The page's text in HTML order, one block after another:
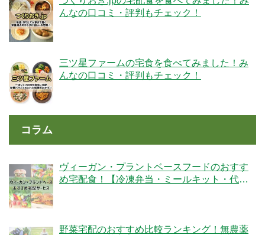
んなの口コミ・評判もチェック！
三ツ星ファームの宅食を食べてみました！み
んなの口コミ・評判もチェック！
コラム
ヴィーガン・プラントベースフードのおすす
め宅配食！【冷凍弁当・ミールキット・代替
野菜宅配のおすすめ比較ランキング！無農薬